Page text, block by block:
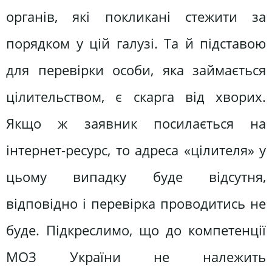
органів, які покликані стежити за
порядком у цій галузі. Та й підставою
для перевірки особи, яка займається
цілительством, є скарга від хворих.
Якщо ж заявник посилається на
інтернет-ресурс, то адреса «цілителя» у
цьому випадку буде відсутня,
відповідно і перевірка проводитись не
буде. Підкреслимо, що до компетенції
МОЗ України не належить